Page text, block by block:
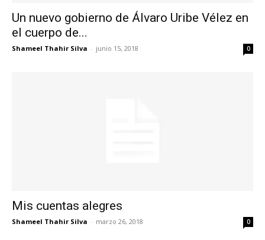
Un nuevo gobierno de Álvaro Uribe Vélez en
el cuerpo de...
Shameel Thahir Silva - junio 15, 2018 0
Mis cuentas alegres
Shameel Thahir Silva - marzo 26, 2018 0